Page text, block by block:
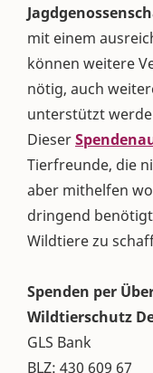
mit einem
können weitere
nötig, auch
unterstützt
Dieser
Tierfreunde, die
aber mithelfen
dringend
Wildtiere zu
Spenden per
Wildtierschutz
GLS Bank
BLZ: 430 609 67